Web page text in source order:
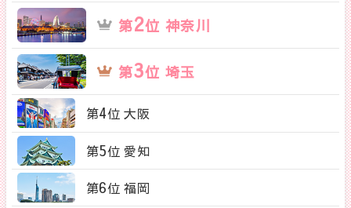
第2位 神奈川
第3位 埼玉
第4位 大阪
第5位 愛知
第6位 福岡